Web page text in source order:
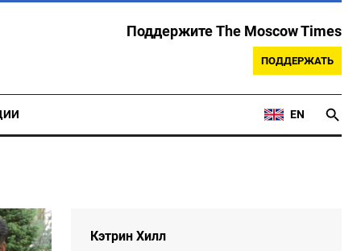
Поддержите The Moscow Times
ПОДДЕРЖАТЬ
EN
Кэтрин Хилл